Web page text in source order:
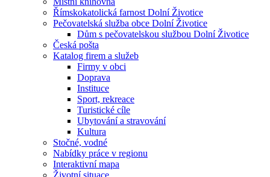
Římskokatolická farnost Dolní Životice
Pečovatelská služba obce Dolní Životice
Dům s pečovatelskou službou Dolní Životice
Česká pošta
Katalog firem a služeb
Firmy v obci
Doprava
Instituce
Sport, rekreace
Turistické cíle
Ubytování a stravování
Kultura
Stočné, vodné
Nabídky práce v regionu
Interaktivní mapa
Životní situace